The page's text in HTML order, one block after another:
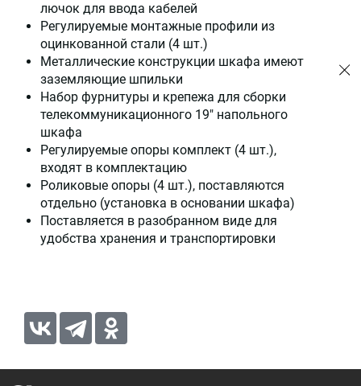
лючок для ввода кабелей
Регулируемые монтажные профили из
оцинкованной стали (4 шт.)
Металлические конструкции шкафа имеют
заземляющие шпильки
Набор фурнитуры и крепежа для сборки
телекоммуникационного 19" напольного
шкафа
Регулируемые опоры комплект (4 шт.),
входят в комплектацию
Роликовые опоры (4 шт.), поставляются
отдельно (установка в основании шкафа)
Поставляется в разобранном виде для
удобства хранения и транспортировки